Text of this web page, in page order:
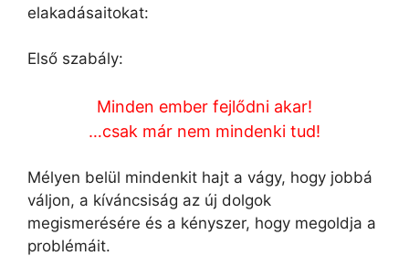
elakadásaitokat:
Első szabály:
Minden ember fejlődni akar!
…csak már nem mindenki tud!
Mélyen belül mindenkit hajt a vágy, hogy jobbá
váljon, a kíváncsiság az új dolgok
megismerésére és a kényszer, hogy megoldja a
problémáit.